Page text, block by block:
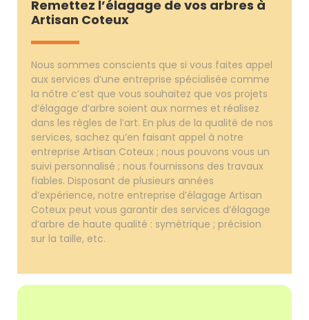
Remettez l’élagage de vos arbres à
Artisan Coteux
Nous sommes conscients que si vous faites appel
aux services d’une entreprise spécialisée comme
la nôtre c’est que vous souhaitez que vos projets
d’élagage d’arbre soient aux normes et réalisez
dans les règles de l’art. En plus de la qualité de nos
services, sachez qu’en faisant appel à notre
entreprise Artisan Coteux ; nous pouvons vous un
suivi personnalisé ; nous fournissons des travaux
fiables. Disposant de plusieurs années
d’expérience, notre entreprise d’élagage Artisan
Coteux peut vous garantir des services d’élagage
d’arbre de haute qualité : symétrique ; précision
sur la taille, etc.